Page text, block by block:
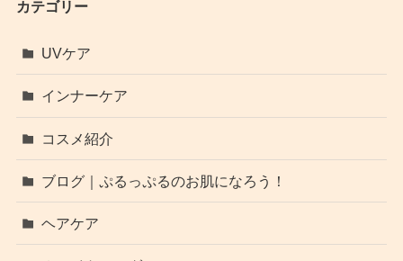
カテゴリー
UVケア
インナーケア
コスメ紹介
ブログ｜ぷるっぷるのお肌になろう！
ヘアケア